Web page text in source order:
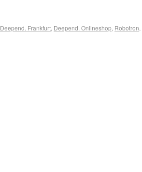
Deepend. Frankfurt, Deepend. Onlineshop, Robotron,